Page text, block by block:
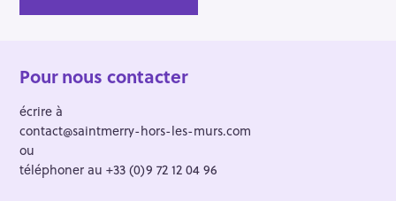
Pour nous contacter
écrire à
contact@saintmerry-hors-les-murs.com
ou
téléphoner au +33 (0)9 72 12 04 96